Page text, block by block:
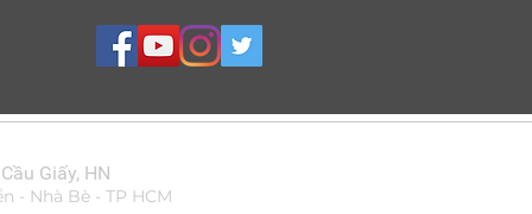
Giấy, HN
- Nhà Bè - TP HCM